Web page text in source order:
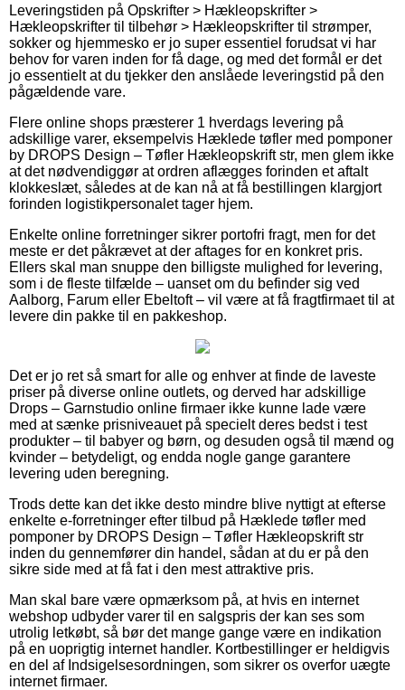
Leveringstiden på Opskrifter > Hækleopskrifter >
Hækleopskrifter til tilbehør > Hækleopskrifter til strømper,
sokker og hjemmesko er jo super essentiel forudsat vi har
behov for varen inden for få dage, og med det formål er det
jo essentielt at du tjekker den anslåede leveringstid på den
pågældende vare.
Flere online shops præsterer 1 hverdags levering på
adskillige varer, eksempelvis Hæklede tøfler med pomponer
by DROPS Design – Tøfler Hækleopskrift str, men glem ikke
at det nødvendiggør at ordren aflægges forinden et aftalt
klokkeslæt, således at de kan nå at få bestillingen klargjort
forinden logistikpersonalet tager hjem.
Enkelte online forretninger sikrer portofri fragt, men for det
meste er det påkrævet at der aftages for en konkret pris.
Ellers skal man snuppe den billigste mulighed for levering,
som i de fleste tilfælde – uanset om du befinder sig ved
Aalborg, Farum eller Ebeltoft – vil være at få fragtfirmaet til at
levere din pakke til en pakkeshop.
Det er jo ret så smart for alle og enhver at finde de laveste
priser på diverse online outlets, og derved har adskillige
Drops – Garnstudio online firmaer ikke kunne lade være
med at sænke prisniveauet på specielt deres bedst i test
produkter – til babyer og børn, og desuden også til mænd og
kvinder – betydeligt, og endda nogle gange garantere
levering uden beregning.
Trods dette kan det ikke desto mindre blive nyttigt at efterse
enkelte e-forretninger efter tilbud på Hæklede tøfler med
pomponer by DROPS Design – Tøfler Hækleopskrift str
inden du gennemfører din handel, sådan at du er på den
sikre side med at få fat i den mest attraktive pris.
Man skal bare være opmærksom på, at hvis en internet
webshop udbyder varer til en salgspris der kan ses som
utrolig letkøbt, så bør det mange gange være en indikation
på en uoprigtig internet handler. Kortbestillinger er heldigvis
en del af Indsigelsesordningen, som sikrer os overfor uægte
internet firmaer.